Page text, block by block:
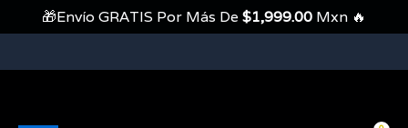
Contenido
🎁Envío GRATIS Por Más De $1,999.00 Mxn 🔥